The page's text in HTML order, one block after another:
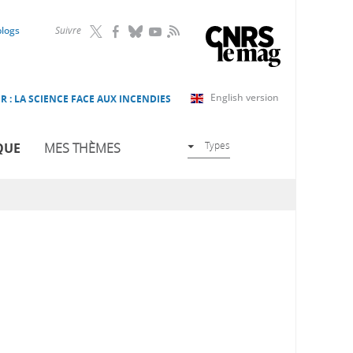
Suivre RSS
English version
: LA SCIENCE FACE AUX INCENDIES
MES THÈMES Types